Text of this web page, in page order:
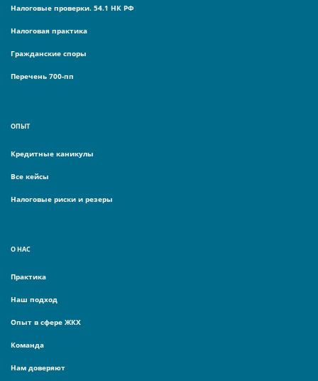
Налоговые проверки. 54.1 НК РФ
Налоговая практика
Гражданские споры
Перечень 700-пп
ОПЫТ
Кредитные каникулы
Все кейсы
Налоговые риски и резеры
О НАС
Практика
Наш подход
Опыт в сфере ЖКХ
Команда
Нам доверяют